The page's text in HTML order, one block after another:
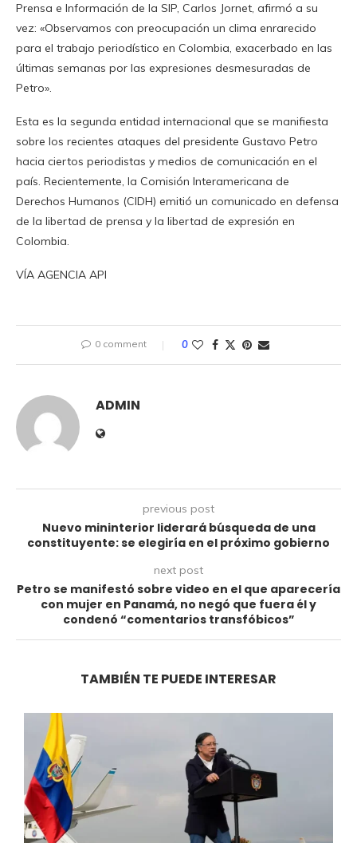
Prensa e Información de la SIP, Carlos Jornet, afirmó a su
vez: «Observamos con preocupación un clima enrarecido
para el trabajo periodístico en Colombia, exacerbado en las
últimas semanas por las expresiones desmesuradas de
Petro».
Esta es la segunda entidad internacional que se manifiesta
sobre los recientes ataques del presidente Gustavo Petro
hacia ciertos periodistas y medios de comunicación en el
país. Recientemente, la Comisión Interamericana de
Derechos Humanos (CIDH) emitió un comunicado en defensa
de la libertad de prensa y la libertad de expresión en
Colombia.
VÍA AGENCIA API
0 comment 0
ADMIN
previous post
Nuevo mininterior liderará búsqueda de una
constituyente: se elegiría en el próximo gobierno
next post
Petro se manifestó sobre video en el que aparecería
con mujer en Panamá, no negó que fuera él y
condenó “comentarios transfóbicos”
TAMBIÉN TE PUEDE INTERESAR